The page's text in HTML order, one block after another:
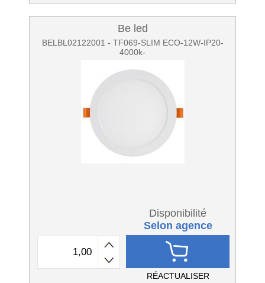
Be led
BELBL02122001 - TF069-SLIM ECO-12W-IP20-
4000k-
Disponibilité
Selon agence
RÉACTUALISER